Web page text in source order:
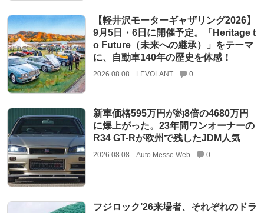
【軽井沢モーターギャザリング2026】
9月5日・6日に開催予定。「Heritage t
o Future（未来への継承）」をテーマ
に、自動車140年の歴史を体感！
2026.08.08 LEVOLANT 0
新車価格595万円が約8倍の4680万円
に爆上がった。23年間ワンオーナーの
R34 GT-Rが欧州で残したJDM人気
2026.08.08 Auto Messe Web 0
フジロック’26来場者、それぞれのドラ